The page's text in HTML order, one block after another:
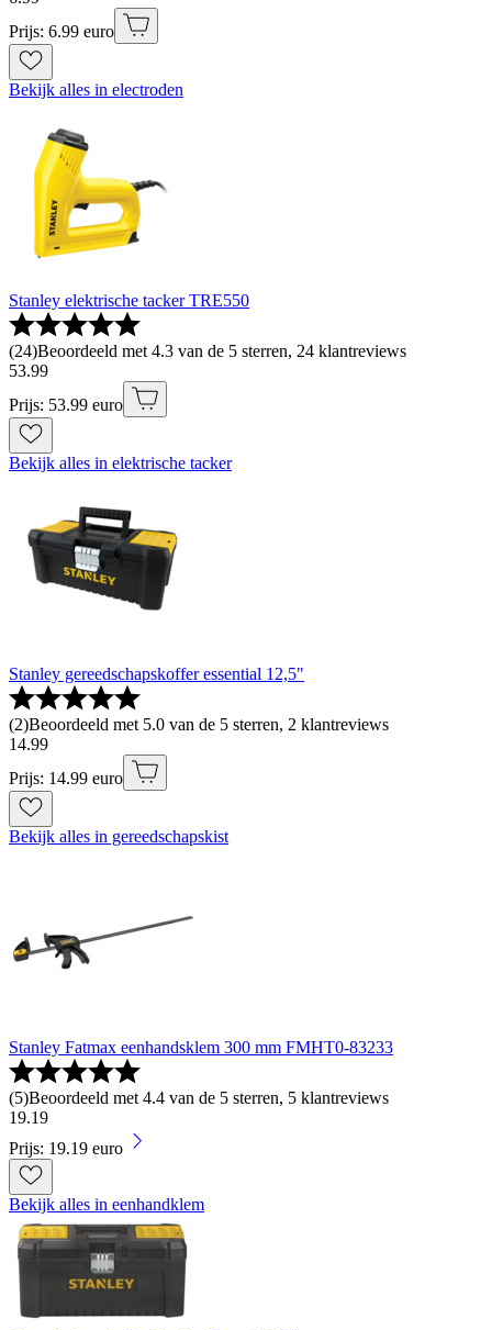
Prijs: 6.99 euro
Bekijk alles in electroden
Stanley elektrische tacker TRE550
(24)Beoordeeld met 4.3 van de 5 sterren, 24 klantreviews
53.99
Prijs: 53.99 euro
Bekijk alles in elektrische tacker
Stanley gereedschapskoffer essential 12,5"
(2)Beoordeeld met 5.0 van de 5 sterren, 2 klantreviews
14.99
Prijs: 14.99 euro
Bekijk alles in gereedschapskist
Stanley Fatmax eenhandsklem 300 mm FMHT0-83233
(5)Beoordeeld met 4.4 van de 5 sterren, 5 klantreviews
19.19
Prijs: 19.19 euro
Bekijk alles in eenhandklem